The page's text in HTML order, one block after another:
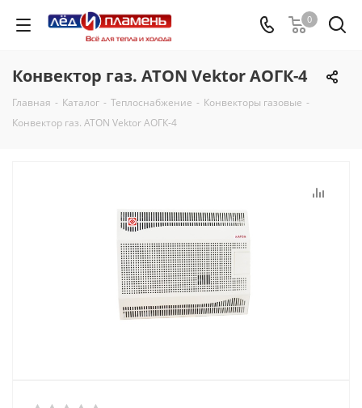
0
Конвектор газ. ATON Vektor АОГК-4
Главная - Каталог - Теплоснабжение - Конвекторы газовые -
Конвектор газ. ATON Vektor АОГК-4